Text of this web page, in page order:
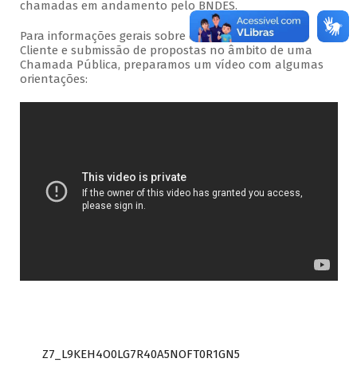
chamadas em andamento pelo BNDES.
Para informações gerais sobre o acesso ao Portal do
Cliente e submissão de propostas no âmbito de uma
Chamada Pública, preparamos um vídeo com algumas
orientações:
Z7_L9KEH4O0LG7R40A5NOFT0R1GN5